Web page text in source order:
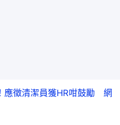
應徵清潔員獲HR咁鼓勵 網